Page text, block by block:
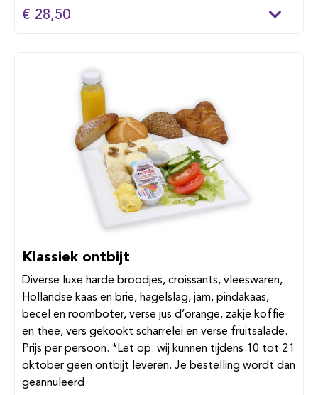
€ 28,50
Klassiek ontbijt
Diverse luxe harde broodjes, croissants, vleeswaren,
Hollandse kaas en brie, hagelslag, jam, pindakaas,
becel en roomboter, verse jus d’orange, zakje koffie
en thee, vers gekookt scharrelei en verse fruitsalade.
Prijs per persoon. *Let op: wij kunnen tijdens 10 tot 21
oktober geen ontbijt leveren. Je bestelling wordt dan
geannuleerd